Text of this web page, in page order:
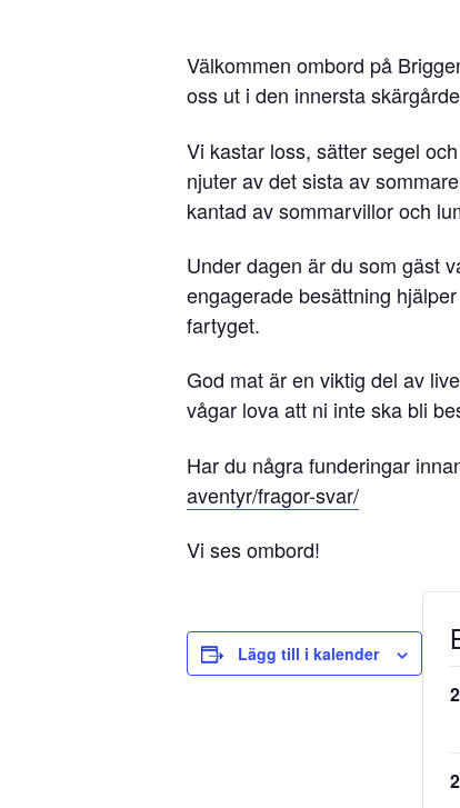
Välkommen ombord på
oss ut i den innersta
Vi kastar loss, sätter segel
njuter av det sista av
kantad av sommarvillor och
Under dagen är du som gäst
engagerade besättning
fartyget.
God mat är en viktig del av
vågar lova att ni inte ska bli
Har du några funderingar
aventyr/fragor-svar/
Vi ses ombord!
Lägg till i kalender